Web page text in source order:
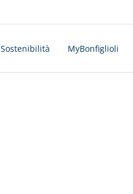
Sostenibilità MyBonfiglioli